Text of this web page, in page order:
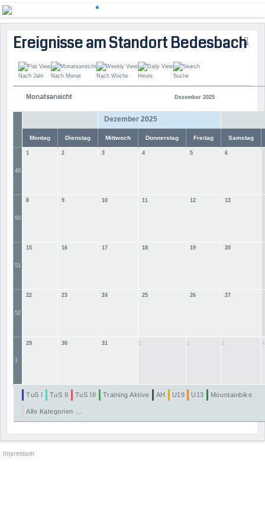
Ereignisse am Standort Bedesbach
Nach Jahr Nach Monat Nach Woche Heute Suche
Monatsansicht Dezember 2025
Dezember 2025
Montag Dienstag Mittwoch Donnerstag Freitag Samstag
49
1 2 3 4 5 6
50
8 9 10 11 12 13
51
15 16 17 18 19 20
52
22 23 24 25 26 27
1
29 30 31 1 2 3 4
TuS I TuS II TuS III Training Aktive AH U19 U13 Mountainbike
Alle Kategorien ...
Impressum